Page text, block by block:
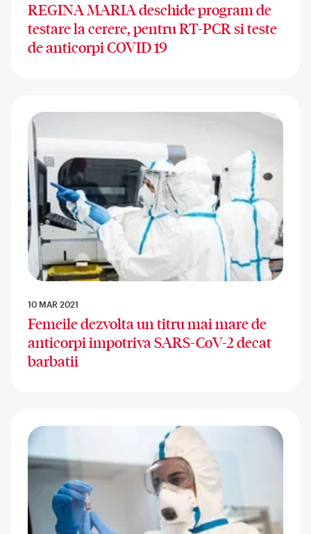
REGINA MARIA deschide program de
testare la cerere, pentru RT-PCR si teste
de anticorpi COVID 19
10 MAR 2021
Femeile dezvolta un titru mai mare de
anticorpi impotriva SARS-CoV-2 decat
barbatii